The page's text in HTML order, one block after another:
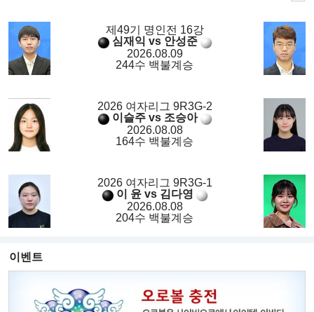
제49기 명인전 16강
심재익 vs 안성준
2026.08.09
244수 백불계승
2026 여자리그 9R3G-2
이슬주 vs 조승아
2026.08.08
164수 백불계승
2026 여자리그 9R3G-1
이 윤 vs 김다영
2026.08.08
204수 백불계승
이벤트